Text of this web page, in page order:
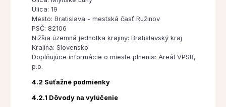
Ulica: 19
Mesto: Bratislava - mestská časť Ružinov
PSČ: 82106
Nižšia územná jednotka krajiny: Bratislavský kraj
Krajina: Slovensko
Doplňujúce informácie o mieste plnenia: Areál VPSR,
p.o.
4.2 Súťažné podmienky
4.2.1 Dôvody na vylúčenie